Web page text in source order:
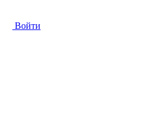
Войти